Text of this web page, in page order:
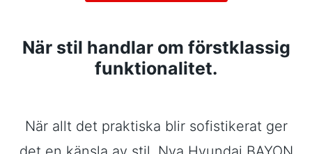
När stil handlar om förstklassig
funktionalitet.
När allt det praktiska blir sofistikerat ger